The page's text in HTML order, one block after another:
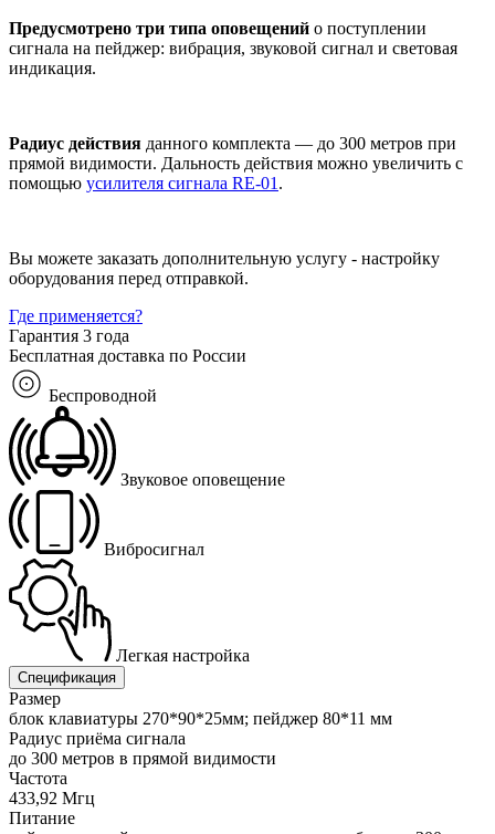
Предусмотрено три типа оповещений о поступлении
сигнала на пейджер: вибрация, звуковой сигнал и световая
индикация.
Радиус действия данного комплекта — до 300 метров при
прямой видимости. Дальность действия можно увеличить с
помощью усилителя сигнала RE-01 .
Вы можете заказать дополнительную услугу - настройку
оборудования перед отправкой.
Где применяется?
Гарантия 3 года
Бесплатная доставка по России
Беспроводной
Звуковое оповещение
Вибросигнал
Легкая настройка
Спецификация
Размер
блок клавиатуры 270*90*25мм; пейджер 80*11 мм
Радиус приёма сигнала
до 300 метров в прямой видимости
Частота
433,92 Мгц
Питание